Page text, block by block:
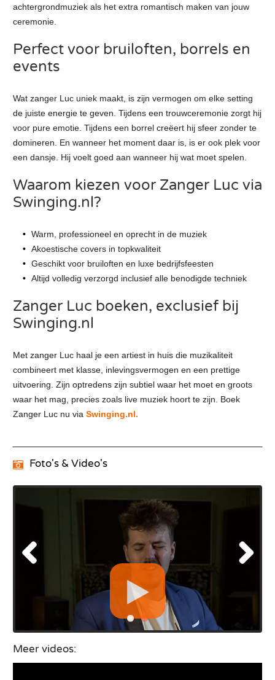
achtergrondmuziek als het extra romantisch maken van jouw
ceremonie.
Perfect voor bruiloften, borrels en
events
Wat zanger Luc uniek maakt, is zijn vermogen om elke setting
de juiste energie te geven. Tijdens een trouwceremonie zorgt hij
voor pure emotie. Tijdens een borrel creëert hij sfeer zonder te
domineren. En wanneer het moment daar is, is er ook plek voor
een dansje. Hij voelt goed aan wanneer hij wat moet spelen.
Waarom kiezen voor Zanger Luc via
Swinging.nl?
Warm, professioneel en oprecht in de muziek
Akoestische covers in topkwaliteit
Geschikt voor bruiloften en luxe bedrijfsfeesten
Altijd volledig verzorgd inclusief alle benodigde techniek
Zanger Luc boeken, exclusief bij
Swinging.nl
Met zanger Luc haal je een artiest in huis die muzikaliteit
combineert met klasse, inlevingsvermogen en een prettige
uitvoering. Zijn optredens zijn subtiel waar het moet en groots
waar het mag, precies zoals live muziek hoort te zijn. Boek
Zanger Luc nu via Swinging.nl.
Foto's & Video's
Meer videos: